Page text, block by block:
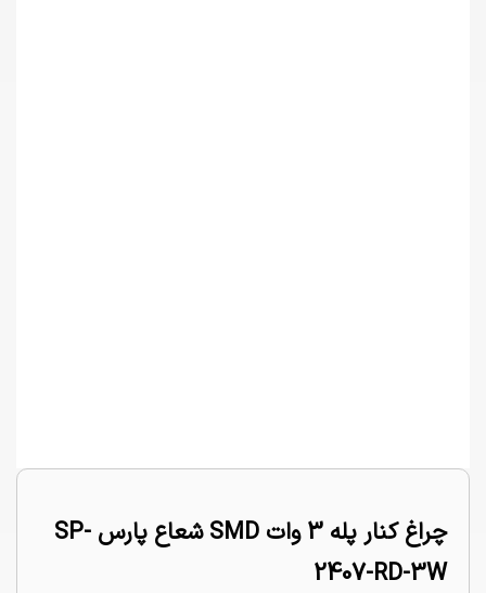
چراغ کنار پله 3 وات SMD شعاع پارس SP-
2407-RD-3W